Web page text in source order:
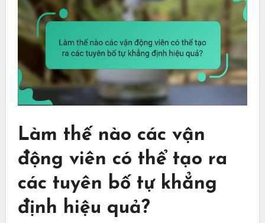
Làm thế nào các vận
động viên có thể tạo ra
các tuyên bố tự khẳng
định hiệu quả?